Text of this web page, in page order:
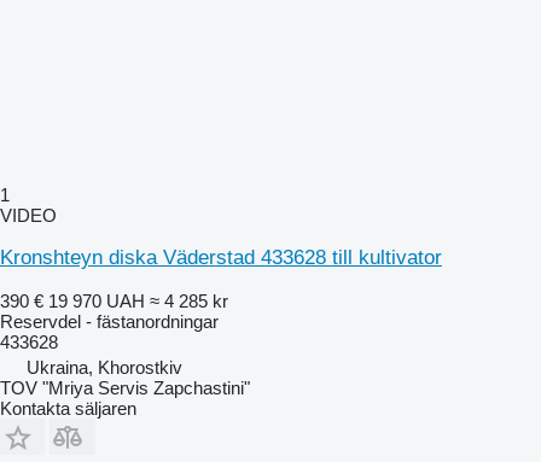
1
VIDEO
Kronshteyn diska Väderstad 433628 till kultivator
390 € 19 970 UAH ≈ 4 285 kr
Reservdel - fästanordningar
433628
Ukraina, Khorostkiv
TOV "Mriya Servis Zapchastini"
Kontakta säljaren